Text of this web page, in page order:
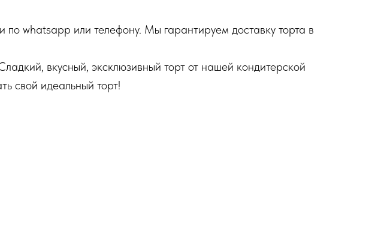
по whatsapp или телефону. Мы гарантируем доставку торта в
вкусный, эксклюзивный торт от нашей кондитерской
свой идеальный торт!